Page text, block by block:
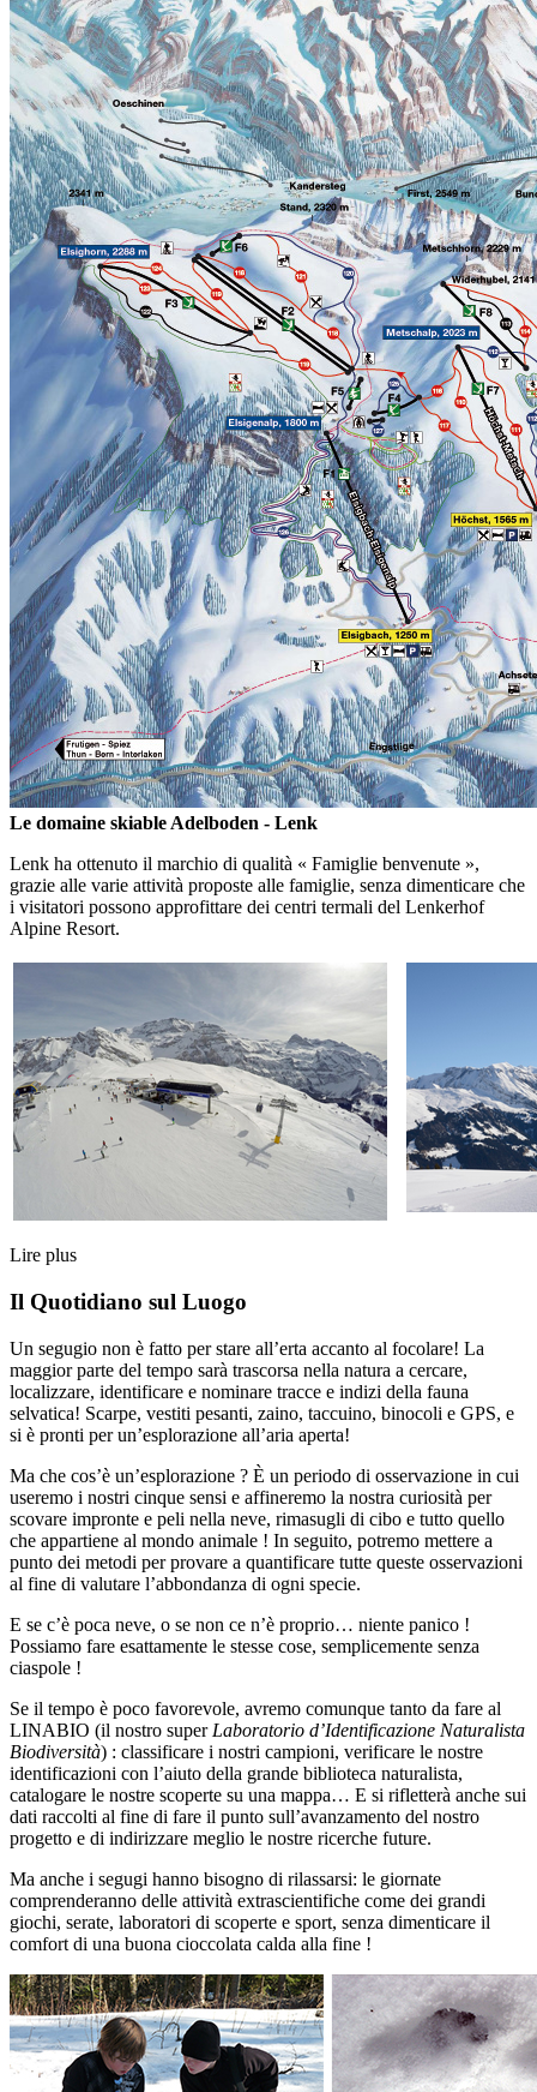
Le domaine skiable Adelboden - Lenk
Lenk ha ottenuto il marchio di qualità « Famiglie benvenute »,
grazie alle varie attività proposte alle famiglie, senza dimenticare che
i visitatori possono approfittare dei centri termali del Lenkerhof
Alpine Resort.
Lire plus
Il Quotidiano sul Luogo
Un segugio non è fatto per stare all’erta accanto al focolare! La
maggior parte del tempo sarà trascorsa nella natura a cercare,
localizzare, identificare e nominare tracce e indizi della fauna
selvatica! Scarpe, vestiti pesanti, zaino, taccuino, binocoli e GPS, e
si è pronti per un’esplorazione all’aria aperta!
Ma che cos’è un’esplorazione ? È un periodo di osservazione in cui
useremo i nostri cinque sensi e affineremo la nostra curiosità per
scovare impronte e peli nella neve, rimasugli di cibo e tutto quello
che appartiene al mondo animale ! In seguito, potremo mettere a
punto dei metodi per provare a quantificare tutte queste osservazioni
al fine di valutare l’abbondanza di ogni specie.
E se c’è poca neve, o se non ce n’è proprio… niente panico !
Possiamo fare esattamente le stesse cose, semplicemente senza
ciaspole !
Se il tempo è poco favorevole, avremo comunque tanto da fare al
LINABIO (il nostro super Laboratorio d’Identificazione Naturalista
Biodiversità) : classificare i nostri campioni, verificare le nostre
identificazioni con l’aiuto della grande biblioteca naturalista,
catalogare le nostre scoperte su una mappa… E si rifletterà anche sui
dati raccolti al fine di fare il punto sull’avanzamento del nostro
progetto e di indirizzare meglio le nostre ricerche future.
Ma anche i segugi hanno bisogno di rilassarsi: le giornate
comprenderanno delle attività extrascientifiche come dei grandi
giochi, serate, laboratori di scoperte e sport, senza dimenticare il
comfort di una buona cioccolata calda alla fine !